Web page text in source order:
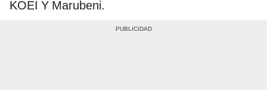
KOEI Y Marubeni.